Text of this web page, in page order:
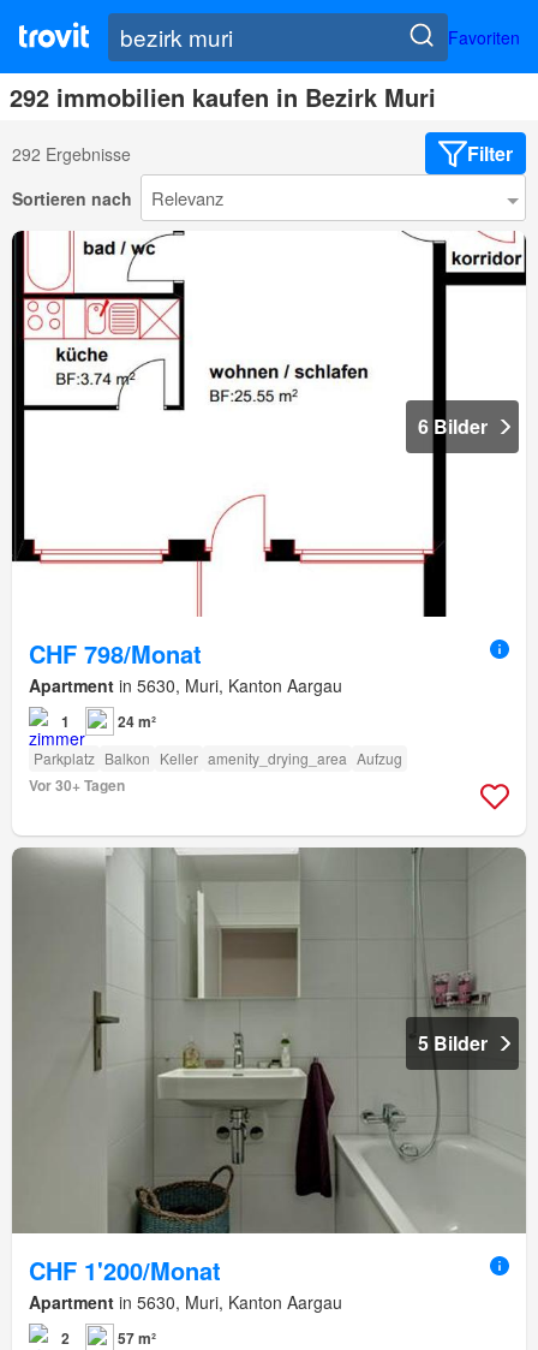
Favoriten
292 immobilien kaufen in Bezirk Muri
292 Ergebnisse Filter
Sortieren nach
6 Bilder
CHF 798/Monat
Apartment in 5630, Muri, Kanton Aargau
1 24 m²
Parkplatz Balkon Keller amenity_drying_area Aufzug
Vor 30+ Tagen
5 Bilder
CHF 1'200/Monat
Apartment in 5630, Muri, Kanton Aargau
2 57 m²